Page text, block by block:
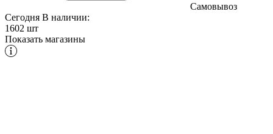
Самовывоз
Сегодня В наличии:
1602 шт
Показать магазины